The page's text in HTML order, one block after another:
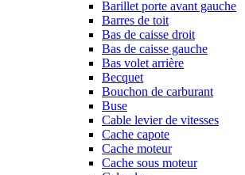
Barillet porte avant gauche
Barres de toit
Bas de caisse droit
Bas de caisse gauche
Bas volet arrière
Becquet
Bouchon de carburant
Buse
Cable levier de vitesses
Cache capote
Cache moteur
Cache sous moteur